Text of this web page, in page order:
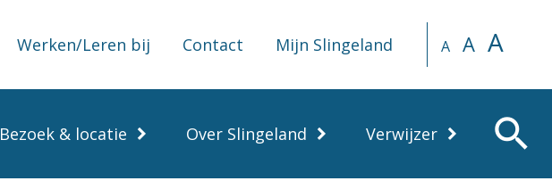
Werken/Leren bij Contact Mijn Slingeland A A A
Bezoek & locatie Over Slingeland Verwijzer search